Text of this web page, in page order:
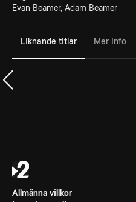
Evan Beamer, Adam Beamer
Liknande titlar Mer info
Allmänna villkor